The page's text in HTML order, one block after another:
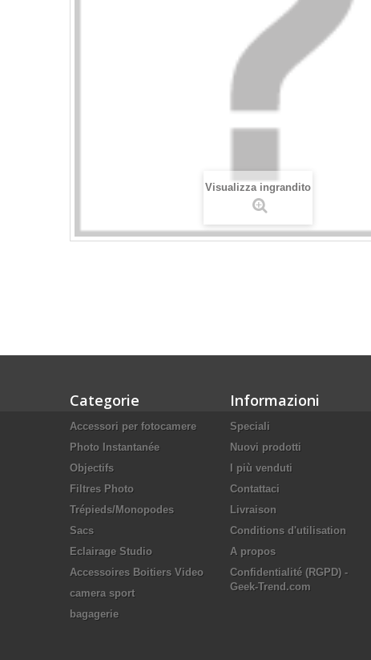
Visualizza ingrandito
Categorie
Accessori per fotocamere
Photo Instantanée
Objectifs
Filtres Photo
Trépieds/Monopodes
Sacs
Eclairage Studio
Accessoires Boitiers Video
camera sport
bagagerie
Informazioni
Speciali
Nuovi prodotti
I più venduti
Contattaci
Livraison
Conditions d'utilisation
A propos
Confidentialité (RGPD) -
Geek-Trend.com